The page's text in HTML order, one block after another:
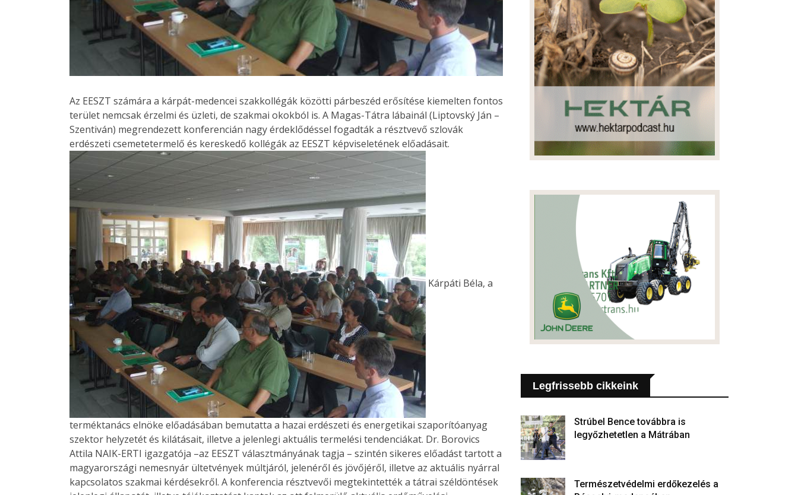
Az EESZT számára a kárpát-medencei szakkollégák közötti párbeszéd erősítése kiemelten fontos
terület nemcsak érzelmi és üzleti, de szakmai okokból is. A Magas-Tátra lábainál (Liptovský Ján –
Szentiván) megrendezett konferencián nagy érdeklődéssel fogadták a résztvevő szlovák
erdészeti csemetetermelő és kereskedő kollégák az EESZT képviseletének előadásait.
Kárpáti Béla, a
terméktanács elnöke előadásában bemutatta a hazai erdészeti és energetikai szaporítóanyag
szektor helyzetét és kilátásait, illetve a jelenlegi aktuális termelési tendenciákat. Dr. Borovics
Attila NAIK-ERTI igazgatója –az EESZT választmányának tagja – szintén sikeres előadást tartott a
magyarországi nemesnyár ültetvények múltjáról, jelenéről és jövőjéről, illetve az aktuális nyárral
kapcsolatos szakmai kérdésekről. A konferencia résztvevői megtekintették a tátrai széldöntések
Legfrissebb cikkeink
Strúbel Bence továbbra is
legyőzhetetlen a Mátrában
Természetvédelmi erdőkezelés a